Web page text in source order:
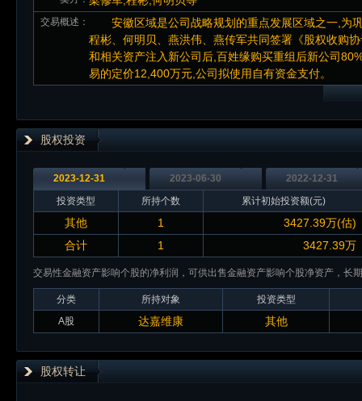
交易概述：
安徽区域是公司战略规划的重点发展区域之一,为
程彬、何明贝、燕洪伟、燕传军共同签署《股权收购
和相关资产注入新公司后,百姓缘购买重组后新公司
易的定价12,400万元,公司拟使用自有资金支付。
股权投资
2023-12-31 2023-06-30
2022-12-31
投资类型
所持个数 累计初始投资额(元)
其他 1
3427.39万(估)
合计
1 3427.39万
交易性金融资产影响个股的净利润，可供出售金融资产影响个股净资产，
分类 所持对象
投资类型
A股
达嘉维康 其他
股权转让